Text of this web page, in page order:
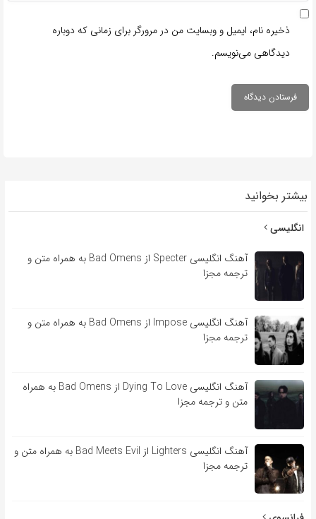
ذخیره نام، ایمیل و وبسایت من در مرورگر برای زمانی که دوباره
دیدگاهی می‌نویسم.
بیشتر بخوانید
انگلیسی
آهنگ انگلیسی Specter از Bad Omens به همراه متن و
ترجمه مجزا
آهنگ انگلیسی Impose از Bad Omens به همراه متن و
ترجمه مجزا
آهنگ انگلیسی Dying To Love از Bad Omens به همراه
متن و ترجمه مجزا
آهنگ انگلیسی Lighters از Bad Meets Evil به همراه متن و
ترجمه مجزا